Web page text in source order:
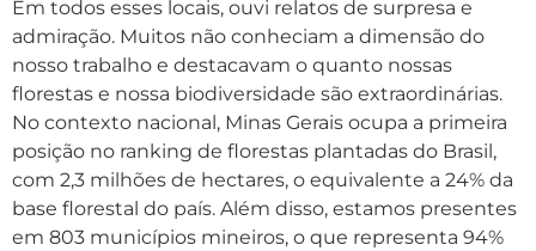
Em todos esses locais, ouvi relatos de surpresa e
admiração. Muitos não conheciam a dimensão do
nosso trabalho e destacavam o quanto nossas
florestas e nossa biodiversidade são extraordinárias.
No contexto nacional, Minas Gerais ocupa a primeira
posição no ranking de florestas plantadas do Brasil,
com 2,3 milhões de hectares, o equivalente a 24% da
base florestal do país. Além disso, estamos presentes
em 803 municípios mineiros, o que representa 94%